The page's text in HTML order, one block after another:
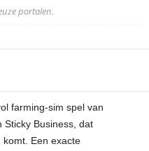
portalen.
farming-sim spel van
Sticky Business, dat
komt. Een exacte